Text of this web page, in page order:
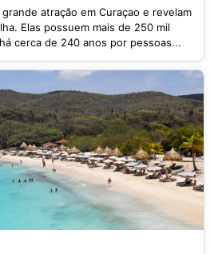
atração em Curaçao e revelam
Elas possuem mais de 250 mil
cerca de 240 anos por pessoas...